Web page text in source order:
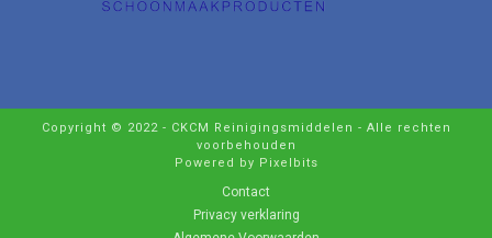
Copyright © 2022 - CKCM Reinigingsmiddelen - Alle rechten
voorbehouden
Powered by Pixelbits
Contact
Privacy verklaring